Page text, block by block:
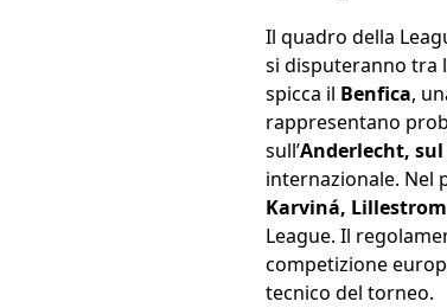
Il quadro della
si disputeranno tra
spicca il Benfica,
rappresentano
sull’Anderlecht, sul
internazionale. Nel
Karviná, Lillestrom
League. Il
competizione
tecnico del torneo.